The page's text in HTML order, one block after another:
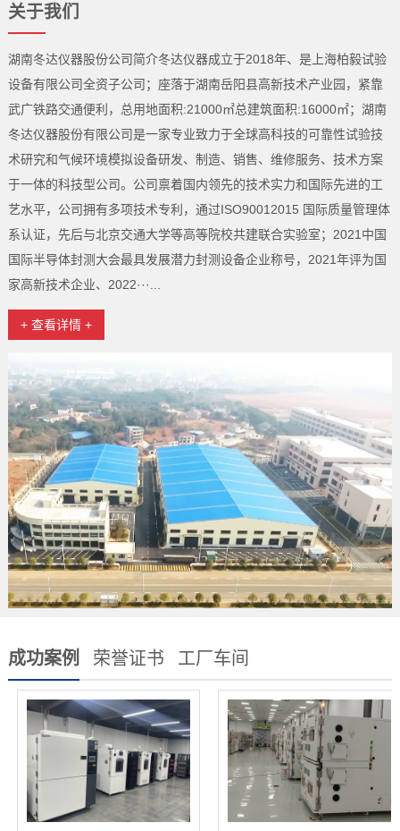
关于我们
湖南冬达仪器股份公司简介冬达仪器成立于2018年、是上海柏毅试验
设备有限公司全资子公司；座落于湖南岳阳县高新技术产业园，紧靠
武广铁路交通便利，总用地面积:21000㎡总建筑面积:16000㎡；湖南
冬达仪器股份有限公司是一家专业致力于全球高科技的可靠性试验技
术研究和气候环境模拟设备研发、制造、销售、维修服务、技术方案
于一体的科技型公司。公司禀着国内领先的技术实力和国际先进的工
艺水平，公司拥有多项技术专利，通过ISO90012015 国际质量管理体
系认证，先后与北京交通大学等高等院校共建联合实验室；2021中国
国际半导体封测大会最具发展潜力封测设备企业称号，2021年评为国
家高新技术企业、2022···...
+ 查看详情 +
成功案例 荣誉证书 工厂车间